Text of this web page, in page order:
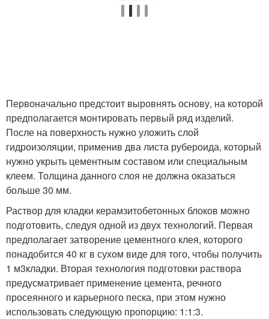
Первоначально предстоит выровнять основу, на которой
предполагается монтировать первый ряд изделий.
После на поверхность нужно уложить слой
гидроизоляции, применив два листа рубероида, который
нужно укрыть цементным составом или специальным
клеем. Толщина данного слоя не должна оказаться
больше 30 мм.
Раствор для кладки керамзитобетонных блоков можно
подготовить, следуя одной из двух технологий. Первая
предполагает затворение цементного клея, которого
понадобится 40 кг в сухом виде для того, чтобы получить
1 м3кладки. Вторая технология подготовки раствора
предусматривает применение цемента, речного
просеянного и карьерного песка, при этом нужно
использовать следующую пропорцию: 1:1:3.